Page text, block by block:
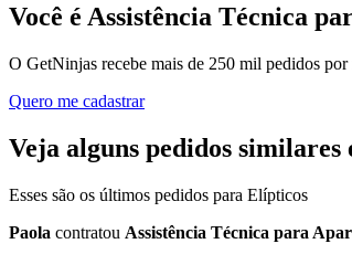
Você é Assistência Técnica
O GetNinjas recebe mais de 250 mil pedidos por
Quero me cadastrar
Veja alguns pedidos similares
Esses são os últimos pedidos para Elípticos
Paola contratou Assistência Técnica para